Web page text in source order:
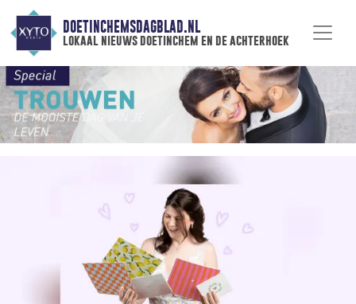
DOETINCHEMSDAGBLAD.NL
lokaal nieuws doetinchem en de achterhoek